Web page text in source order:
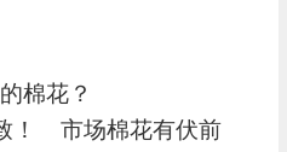
棉花？
！ 市场棉花有伏前